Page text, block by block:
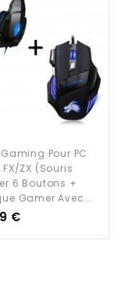
Pour PC
FX/ZX (Souris
6 Boutons +
Gamer Avec...
€